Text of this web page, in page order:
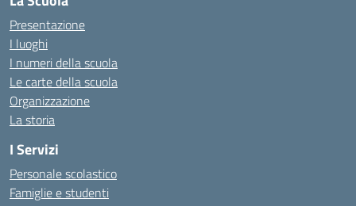
Presentazione
I luoghi
I numeri della scuola
Le carte della scuola
Organizzazione
La storia
I Servizi
Personale scolastico
Famiglie e studenti